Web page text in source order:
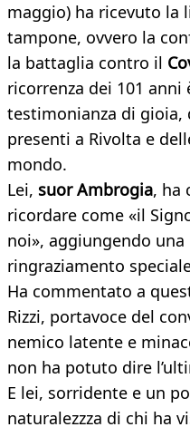
maggio) ha ricevuto la
tampone, ovvero la
la battaglia contro il
ricorrenza dei 101
testimonianza di gioia,
presenti a Rivolta e
mondo.
Lei, suor Ambrogia, ha
ricordare come «il
noi», aggiungendo
ringraziamento
Ha commentato a
Rizzi, portavoce del
nemico latente e
non ha potuto dire
E lei, sorridente e un
naturalezzza di chi ha